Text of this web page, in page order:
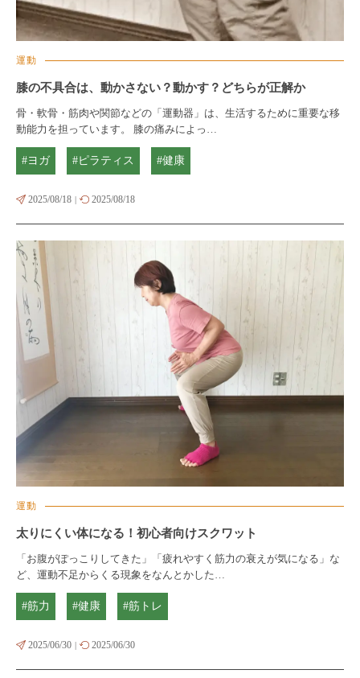
運動
膝の不具合は、動かさない？動かす？どちらが正解か
骨・軟骨・筋肉や関節などの「運動器」は、生活するために重要な移
動能力を担っています。 膝の痛みによっ…
#ヨガ #ピラティス #健康
2025/08/18 | 2025/08/18
運動
太りにくい体になる！初心者向けスクワット
「お腹がぽっこりしてきた」「疲れやすく筋力の衰えが気になる」な
ど、運動不足からくる現象をなんとかした…
#筋力 #健康 #筋トレ
2025/06/30 | 2025/06/30